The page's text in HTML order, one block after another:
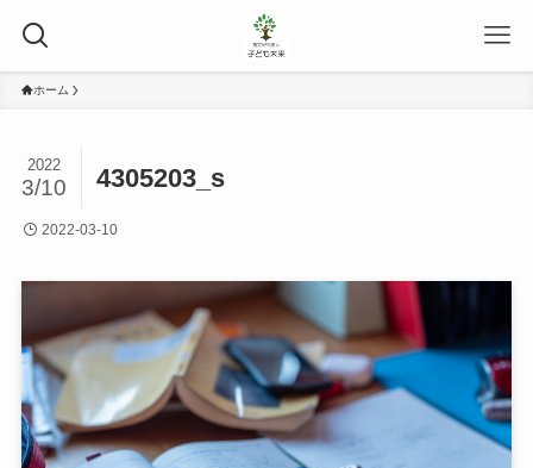
ホーム
4305203_s
2022
3/10
2022-03-10